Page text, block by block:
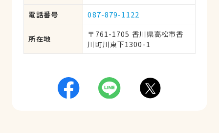
電話番号 087-879-1122
所在地
〒761-1705 香川県高松市香
川町川東下1300-1